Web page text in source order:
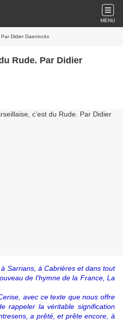
MENU
Didier Daeninckx
Rude. Par Didier
Sarrians, à Cabrières et dans tout
de l’hymne de la France, La
avec ce texte que nous offre
rappeler la véritable signification
a prêté, et prête encore, à